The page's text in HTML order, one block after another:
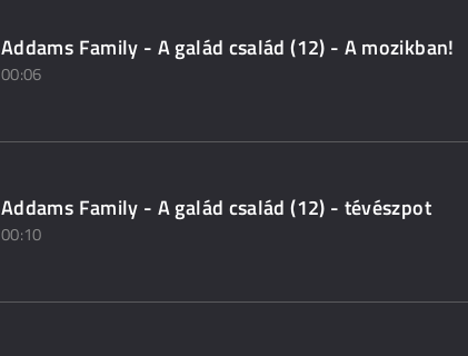
Addams Family - A galád család (12) - A mozikban!
00:06
Addams Family - A galád család (12) - tévészpot
00:10